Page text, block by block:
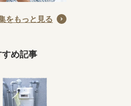
をもっと見る
め記事